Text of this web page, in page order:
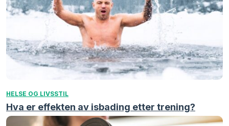
HELSE OG LIVSSTIL
Hva er effekten av isbading etter trening?